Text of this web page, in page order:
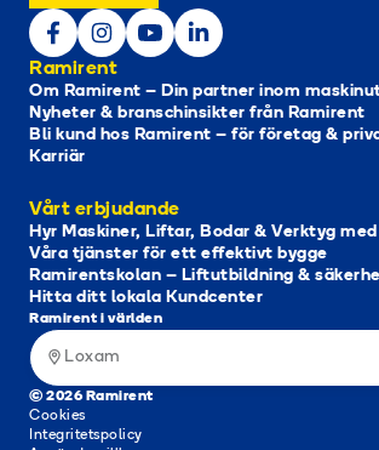
Ramirent
Om Ramirent – Din partner inom
Nyheter & branschinsikter från Ramirent
Bli kund hos Ramirent – för företag &
Karriär
Vårt erbjudande
Hyr Maskiner, Liftar, Bodar & Verktyg
Våra tjänster för ett effektivt bygge
Ramirentskolan – Liftutbildning &
Hitta ditt lokala Kundcenter
© 2026 Ramirent
Cookies
Integritetspolicy
Ramirent i världen
Loxam